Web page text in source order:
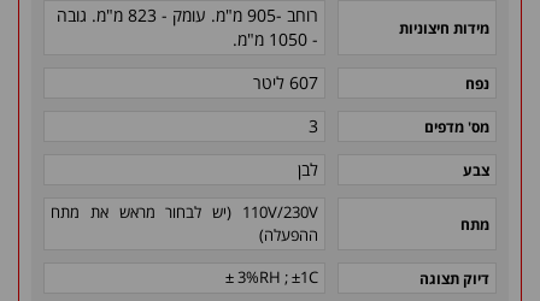
מידות חיצוניות
רוחב -905 מ"מ. עומק - 823 מ"מ. גובה
- 1050 מ"מ.
נפח 607 ליטר
מס' מדפים 3
צבע לבן
מתח
110V/230V (יש לבחור מראש את מתח
ההפעלה)
דיוק תצוגה 3%RH ; ±1C ±